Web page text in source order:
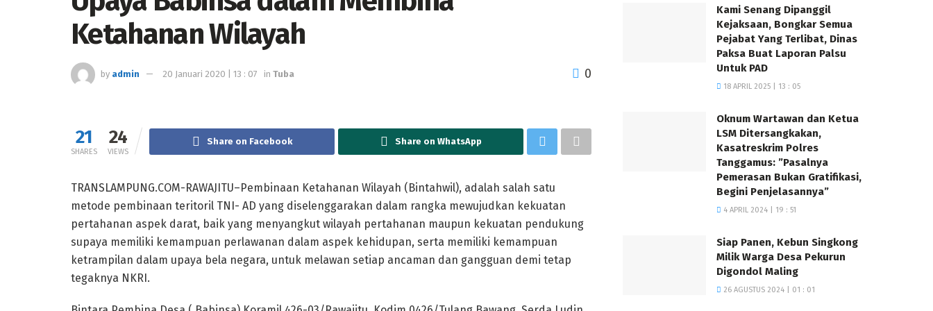
Ketahanan Wilayah
by admin 20 Januari 2020 | 13 : 07 in Tuba 0
21
SHARES
24
VIEWS
Share on Facebook Share on WhatsApp
TRANSLAMPUNG.COM-RAWAJITU–Pembinaan Ketahanan Wilayah (Bintahwil), adalah salah satu
metode pembinaan teritoril TNI- AD yang diselenggarakan dalam rangka mewujudkan kekuatan
pertahanan aspek darat, baik yang menyangkut wilayah pertahanan maupun kekuatan pendukung
supaya memiliki kemampuan perlawanan dalam aspek kehidupan, serta memiliki kemampuan
ketrampilan dalam upaya bela negara, untuk melawan setiap ancaman dan gangguan demi tetap
tegaknya NKRI.
Kami Senang Dipanggil
Kejaksaan, Bongkar Semua
Pejabat Yang Terlibat, Dinas
Paksa Buat Laporan Palsu
Untuk PAD
18 APRIL 2025 | 13 : 05
Oknum Wartawan dan Ketua
LSM Ditersangkakan,
Kasatreskrim Polres
Tanggamus: ”Pasalnya
Pemerasan Bukan Gratifikasi,
Begini Penjelasannya”
4 APRIL 2024 | 19 : 51
Siap Panen, Kebun Singkong
Milik Warga Desa Pekurun
Digondol Maling
26 AGUSTUS 2024 | 01 : 01